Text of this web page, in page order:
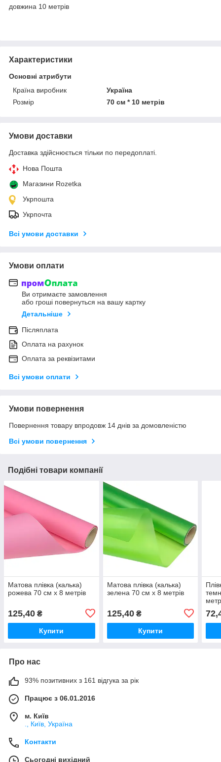
довжина 10 метрів
Характеристики
Основні атрибути
Країна виробник
Україна
Розмір
70 см * 10 метрів
Умови доставки
Доставка здійснюється тільки по передоплаті.
Нова Пошта
Магазини Rozetka
Укрпошта
Укрпочта
Всі умови доставки
Умови оплати
Ви отримаєте замовлення
або гроші повернуться на вашу картку
Детальніше
Післяплата
Оплата на рахунок
Оплата за реквізитами
Всі умови оплати
Умови повернення
Повернення товару впродовж 14 днів за домовленістю
Всі умови повернення
Подібні товари компанії
Матова плівка (калька)
рожева 70 см х 8 метрів
125,40 ₴
Купити
Матова плівка (калька)
зелена 70 см х 8 метрів
125,40₴
Купити
Про нас
93% позитивних з 161 відгука за рік
Працює з 06.01.2016
м. Київ
., Київ, Україна
Контакти
Сьогодні вихідний